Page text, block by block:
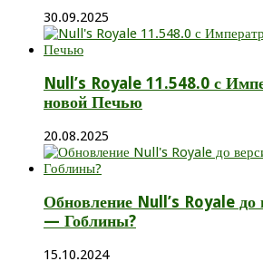
30.09.2025
Null’s Royale 11.548.0 с
новой Печью
20.08.2025
Обновление Null’s Royale до
— Гоблины?
15.10.2024